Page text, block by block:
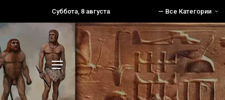
Суббота, 8 августа — Все Категории